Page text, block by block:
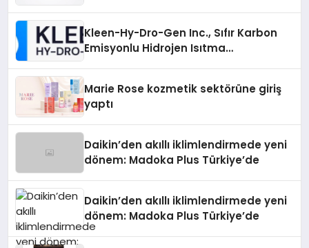
Kleen-Hy-Dro-Gen Inc., Sıfır Karbon
Emisyonlu Hidrojen Isıtma
Marie Rose kozmetik sektörüne giriş
yaptı
Daikin’den akıllı iklimlendirmede yeni
dönem: Madoka Plus Türkiye’de
Daikin’den akıllı iklimlendirmede yeni
dönem: Madoka Plus Türkiye’de